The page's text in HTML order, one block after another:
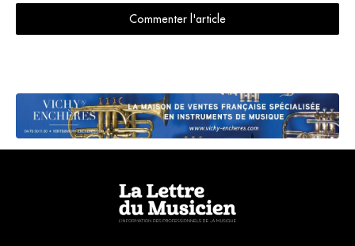
Commenter l'article